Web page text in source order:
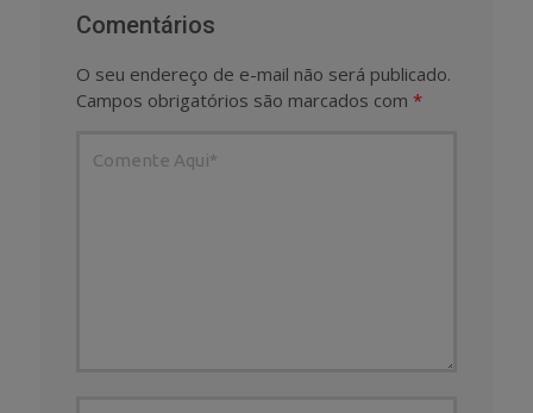
Comentários
O seu endereço de e-mail não será publicado.
Campos obrigatórios são marcados com *